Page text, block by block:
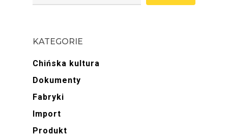
KATEGORIE
Chińska kultura
Dokumenty
Fabryki
Import
Produkt